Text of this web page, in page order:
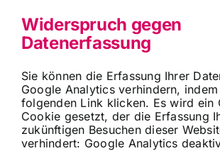
Widerspruch gegen
Datenerfassung
Sie können die Erfassung Ihrer
Google Analytics verhindern,
folgenden Link klicken. Es wird ein
Cookie gesetzt, der die Erfassung
zukünftigen Besuchen dieser
verhindert: Google Analytics